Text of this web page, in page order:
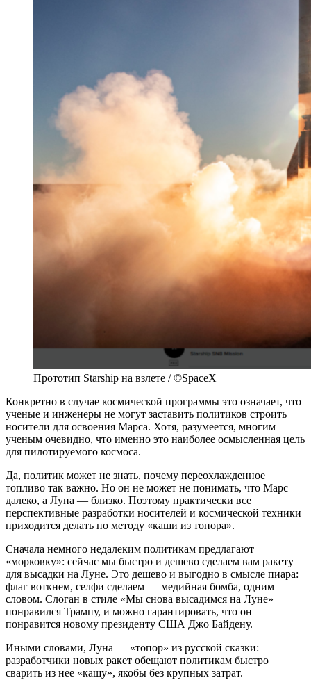
Прототип Starship на взлете / ©SpaceX
Конкретно в случае космической программы это означает, что
ученые и инженеры не могут заставить политиков строить
носители для освоения Марса. Хотя, разумеется, многим
ученым очевидно, что именно это наиболее осмысленная цель
для пилотируемого космоса.
Да, политик может не знать, почему переохлажденное
топливо так важно. Но он не может не понимать, что Марс
далеко, а Луна — близко. Поэтому практически все
перспективные разработки носителей и космической техники
приходится делать по методу «каши из топора».
Сначала немного недалеким политикам предлагают
«морковку»: сейчас мы быстро и дешево сделаем вам ракету
для высадки на Луне. Это дешево и выгодно в смысле пиара:
флаг воткнем, селфи сделаем — медийная бомба, одним
словом. Слоган в стиле «Мы снова высадимся на Луне»
понравился Трампу, и можно гарантировать, что он
понравится новому президенту США Джо Байдену.
Иными словами, Луна — «топор» из русской сказки:
разработчики новых ракет обещают политикам быстро
сварить из нее «кашу», якобы без крупных затрат.